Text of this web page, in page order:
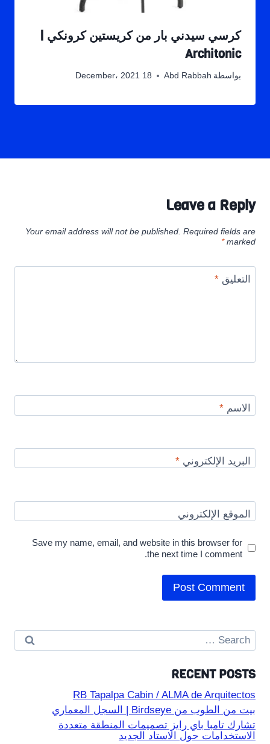
كرسي سيدني بار من كريستين كرونكي |
Architonic
بواسطة Abd Rabbah 18 December، 2021
Leave a Reply
Your email address will not be published. Required fields are
marked
*
التعليق*
الاسم*
البريد الإلكتروني*
الموقع الإلكتروني
Save my name, email, and website in this browser for
the next time I comment.
Search
for:
RECENT POSTS
RB Tapalpa Cabin / ALMA de Arquitectos
بيت من الطوب من Birdseye | السجل المعماري
تشارك تامبا باي رايز تصميمات المنطقة متعددة
الاستخدامات حول الاستاد الجديد